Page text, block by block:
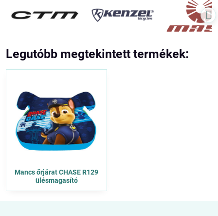
Legutóbb megtekintett termékek:
Mancs őrjárat CHASE R129
ülésmagasító